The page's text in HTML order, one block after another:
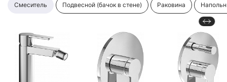
смеситель подвесной (бачок в стене) раковина